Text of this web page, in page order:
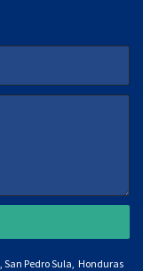
San Pedro Sula, Honduras